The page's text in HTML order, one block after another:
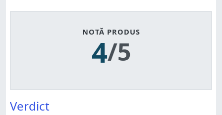
NOTĂ PRODUS
4/5
Verdict